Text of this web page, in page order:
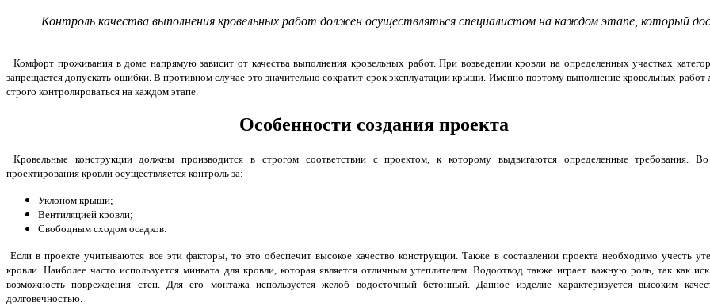
Контроль качества выполнения кровельных работ должен осуществляться специалистом на каждом этапе, который
Комфорт проживания в доме напрямую зависит от качества выполнения кровельных работ. При возведении кровли на определенных участках
запрещается допускать ошибки. В противном случае это значительно сократит срок эксплуатации крыши. Именно поэтому выполнение кровельных работ
строго контролироваться на каждом этапе.
Особенности создания проекта
Кровельные конструкции должны производится в строгом соответствии с проектом, к которому выдвигаются определенные требования.
проектирования кровли осуществляется контроль за:
Уклоном крыши;
Вентиляцией кровли;
Свободным сходом осадков.
Если в проекте учитываются все эти факторы, то это обеспечит высокое качество конструкции. Также в составлении проекта необходимо учесть
кровли. Наиболее часто используется минвата для кровли, которая является отличным утеплителем. Водоотвод также играет важную роль, так как
возможность повреждения стен. Для его монтажа используется желоб водосточный бетонный. Данное изделие характеризуется высоким
долговечностью.